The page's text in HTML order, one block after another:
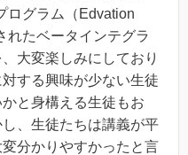
ログラム（Edvation
れたベータインテグラ
大変楽しみにしており
する興味が少ない生徒
と身構える生徒もお
、生徒たちは講義が平
分かりやすかったと言